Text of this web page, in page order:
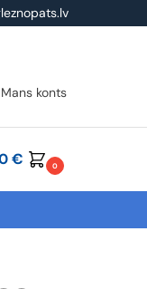
Mans konts
€ 0